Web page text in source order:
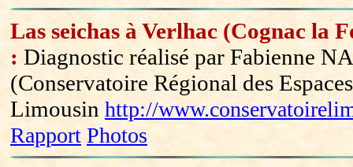
Las seichas à Verlhac (Cognac la
: Diagnostic réalisé par Fabienne
(Conservatoire Régional des
Limousin http://
Rapport Photos